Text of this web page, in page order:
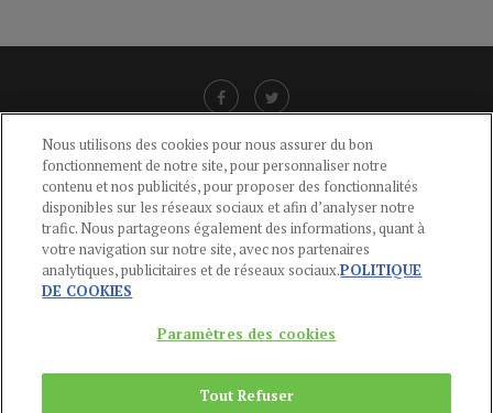
CGU-POLITIQUE DE CONFIDENTIALITÉ -POLITIQUE DES COOKIES
MENTIONS LÉGALES -AIDE
CONTACT
01 44 59 91 11
Du Lundi au Vendredi, 9h-13h et 14h-17h
Nous utilisons des cookies pour nous assurer du bon
fonctionnement de notre site, pour personnaliser notre
contenu et nos publicités, pour proposer des fonctionnalités
disponibles sur les réseaux sociaux et afin d’analyser notre
trafic. Nous partageons également des informations, quant à
votre navigation sur notre site, avec nos partenaires
analytiques, publicitaires et de réseaux sociaux.POLITIQUE
DE COOKIES
Paramètres des cookies
Tout Refuser